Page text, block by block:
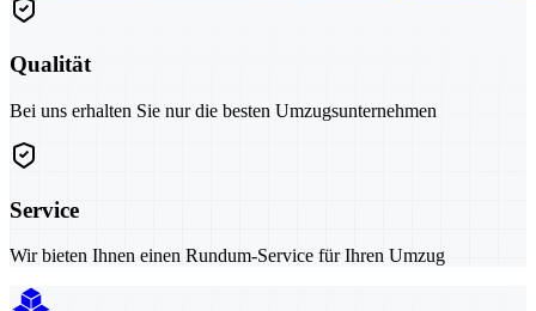
Qualität
Bei uns erhalten Sie nur die besten Umzugsunternehmen
Service
Wir bieten Ihnen einen Rundum-Service für Ihren Umzug